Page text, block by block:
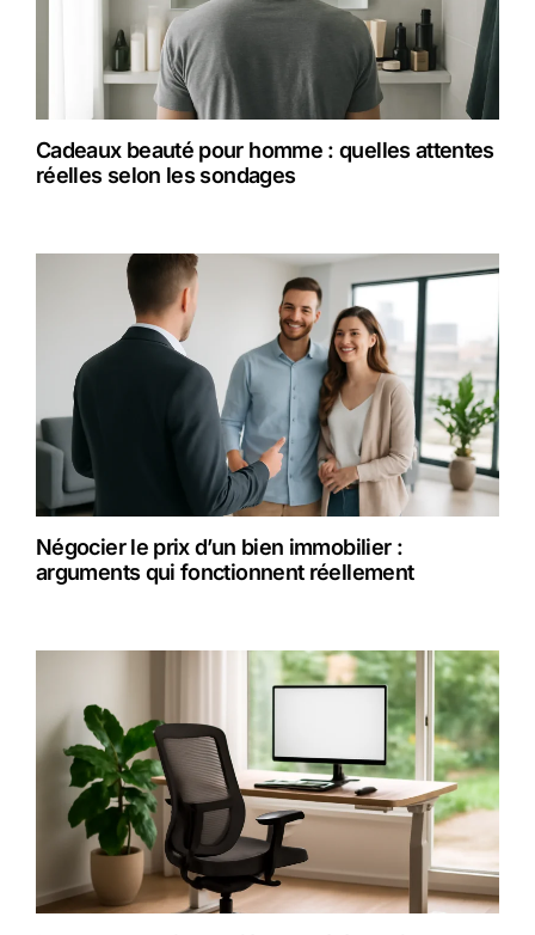
Cadeaux beauté pour homme : quelles attentes
réelles selon les sondages
Négocier le prix d’un bien immobilier :
arguments qui fonctionnent réellement